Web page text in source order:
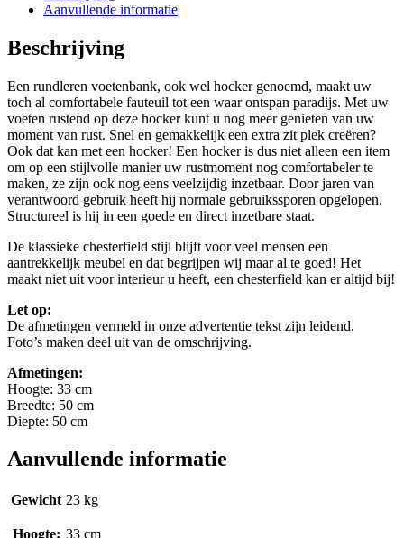
Aanvullende informatie
Beschrijving
Een rundleren voetenbank, ook wel hocker genoemd, maakt uw
toch al comfortabele fauteuil tot een waar ontspan paradijs. Met uw
voeten rustend op deze hocker kunt u nog meer genieten van uw
moment van rust. Snel en gemakkelijk een extra zit plek creëren?
Ook dat kan met een hocker! Een hocker is dus niet alleen een item
om op een stijlvolle manier uw rustmoment nog comfortabeler te
maken, ze zijn ook nog eens veelzijdig inzetbaar. Door jaren van
verantwoord gebruik heeft hij normale gebruikssporen opgelopen.
Structureel is hij in een goede en direct inzetbare staat.
De klassieke chesterfield stijl blijft voor veel mensen een
aantrekkelijk meubel en dat begrijpen wij maar al te goed! Het
maakt niet uit voor interieur u heeft, een chesterfield kan er altijd bij!
Let op:
De afmetingen vermeld in onze advertentie tekst zijn leidend.
Foto’s maken deel uit van de omschrijving.
Afmetingen:
Hoogte: 33 cm
Breedte: 50 cm
Diepte: 50 cm
Aanvullende informatie
Gewicht 23 kg
Hoogte: 33 cm